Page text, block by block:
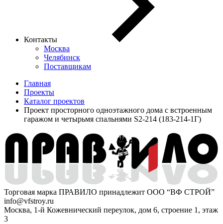
Контакты
Москва
Челябинск
Поставщикам
Главная
Проекты
Каталог проектов
Проект просторного одноэтажного дома с встроенным
гаражом и четырьмя спальнями S2-214 (183-214-1Г)
Торговая марка ПРАВИЛО принадлежит ООО “ВФ СТРОЙ”
info@vfstroy.ru
Москва, 1-й Кожевнический переулок, дом 6, строение 1, этаж
3